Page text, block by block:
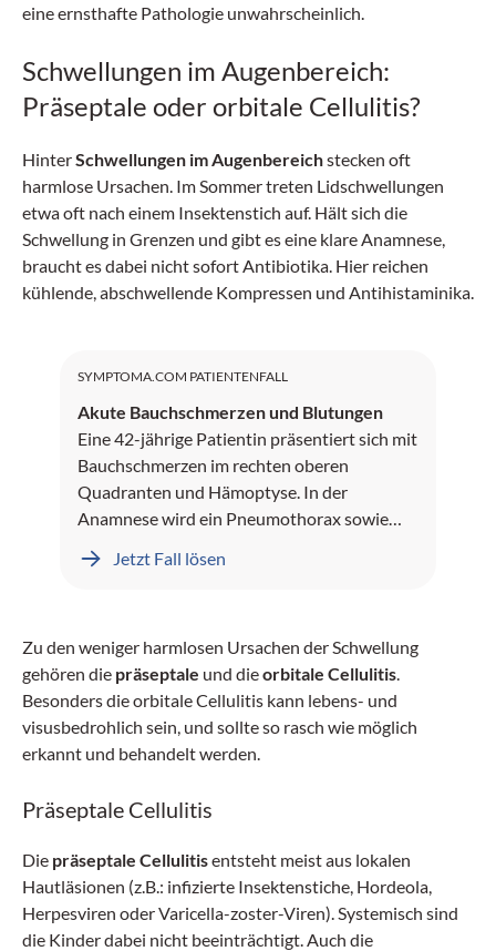
eine ernsthafte Pathologie unwahrscheinlich.
Schwellungen im Augenbereich:
Präseptale oder orbitale Cellulitis?
HinterSchwellungen im Augenbereichstecken oft
harmlose Ursachen. Im Sommer treten Lidschwellungen
etwa oft nach einem Insektenstich auf. Hält sich die
Schwellung in Grenzen und gibt es eine klare Anamnese,
braucht es dabei nicht sofort Antibiotika. Hier reichen
kühlende, abschwellende Kompressen und Antihistaminika.
SYMPTOMA.COM PATIENTENFALL
Akute Bauchschmerzen und Blutungen
Eine 42-jährige Patientin präsentiert sich mit
Bauchschmerzen im rechten oberen
Quadranten und Hämoptyse. In der
Anamnese wird ein Pneumothorax sowie
Jetzt Fall lösen
Zu den weniger harmlosen Ursachen der Schwellung
gehören die präseptale und dieorbitale Cellulitis
Besonders die orbitale Cellulitis kann lebens- und
visusbedrohlich sein, und sollte so rasch wie möglich
erkannt und behandelt werden.
Präseptale Cellulitis
Die präseptale Cellulitisentsteht meist aus lokalen
Hautläsionen (z.B.: infizierte Insektenstiche, Hordeola,
Herpesviren oder Varicella-zoster-Viren). Systemisch sind
die Kinder dabei nicht beeinträchtigt. Auch die